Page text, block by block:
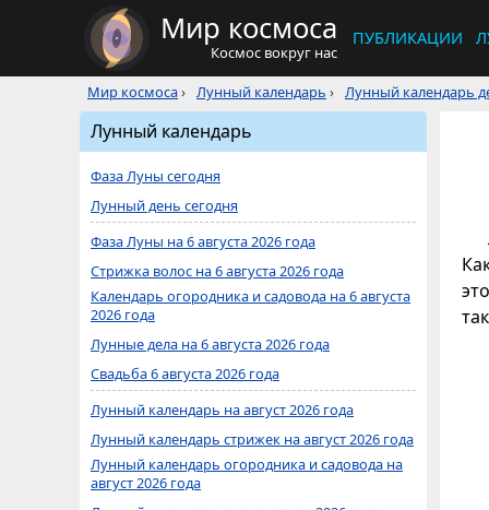
Мир космоса
Космос вокруг нас
ПУБЛИКАЦИИ
Мир космоса› Лунный календарь › Лунный календарь
Лунный календарь
Фаза Луны сегодня
Лунный день сегодня
Фаза Луны на 6 августа 2026 года
Стрижка волос на 6 августа 2026 года
Календарь огородника и садовода на 6 августа
2026 года
Лунные дела на 6 августа 2026 года
Свадьба 6 августа 2026 года
Лунный календарь на август 2026 года
Лунный календарь стрижек на август 2026 года
Лунный календарь огородника и садовода на
август 2026 года